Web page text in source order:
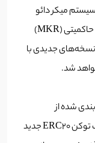
میکر دائو
است. در این برنامه، استیبل‌کوین Dai و توکن حاکمیتی (MKR)
نسخه‌های جدیدی با
Dai خواهد بود که به صورت یک توکن ERC20 جدید